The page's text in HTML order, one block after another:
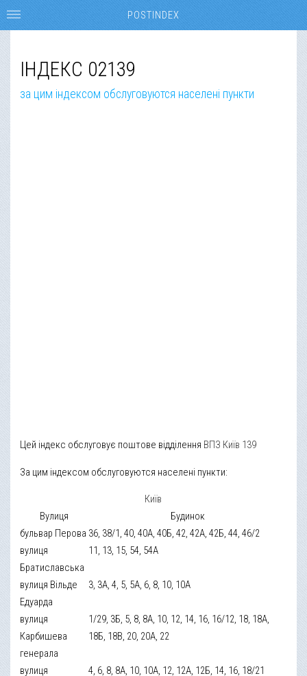
ІНДЕКС 02139
за цим індексом обслуговуются населені пункти
Цей індекс обслуговує поштове відділення ВПЗ Київ 139
За цим індексом обслуговуются населені пункти:
Київ
Вулиця
Будинок
бульвар Перова 36, 38/1, 40, 40А, 40Б, 42, 42А, 42Б, 44, 46/2
вулиця
Братиславська
11, 13, 15, 54, 54А
вулиця Вільде
Едуарда
3, 3А, 4, 5, 5А, 6, 8, 10, 10А
вулиця
Карбишева
генерала
1/29, 3Б, 5, 8, 8А, 10, 12, 14, 16, 16/12, 18, 18А,
18Б, 18В, 20, 20А, 22
вулиця
4, 6, 8, 8А, 10, 10А, 12, 12А, 12Б, 14, 16, 18/21
POSTINDEX